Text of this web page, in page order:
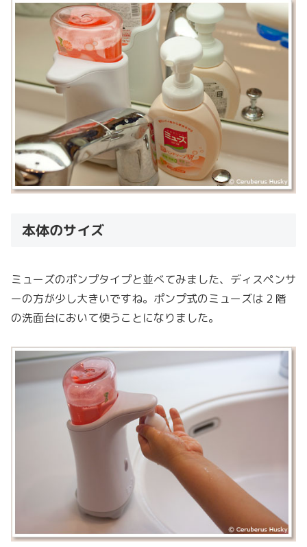
本体のサイズ
ミューズのポンプタイプと並べてみました、ディスペンサ
ーの方が少し大きいですね。ポンプ式のミューズは 2 階
の洗面台において使うことになりました。